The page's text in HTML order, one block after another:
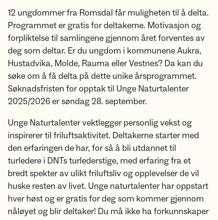
12 ungdommer fra Romsdal får muligheten til å delta.
Programmet er gratis for deltakerne. Motivasjon og
forpliktelse til samlingene gjennom året forventes av
deg som deltar. Er du ungdom i kommunene Aukra,
Hustadvika, Molde, Rauma eller Vestnes? Da kan du
søke om å få delta på dette unike årsprogrammet.
Søknadsfristen for opptak til Unge Naturtalenter
2025/2026 er søndag 28. september.
Unge Naturtalenter vektlegger personlig vekst og
inspirerer til friluftsaktivitet. Deltakerne starter med
den erfaringen de har, for så å bli utdannet til
turledere i DNTs turlederstige, med erfaring fra et
bredt spekter av ulikt friluftsliv og opplevelser de vil
huske resten av livet. Unge naturtalenter har oppstart
hver høst og er gratis for deg som kommer gjennom
nåløyet og blir deltaker! Du må ikke ha forkunnskaper